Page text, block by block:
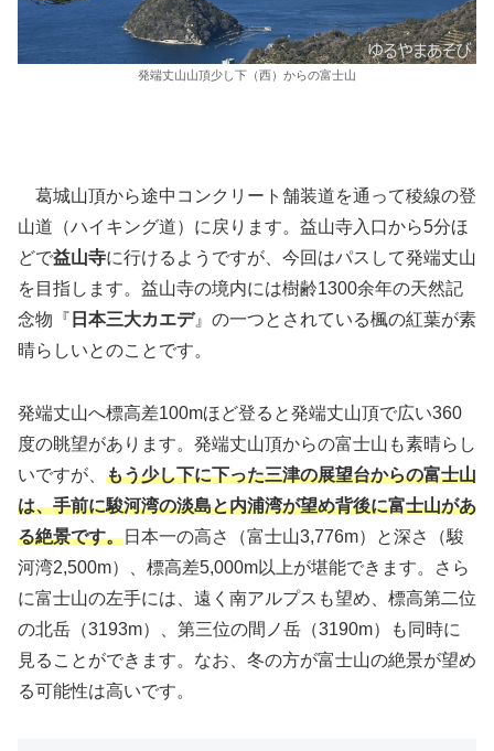
発端丈山山頂少し下（西）からの富士山
葛城山頂から途中コンクリート舗装道を通って稜線の登
山道（ハイキング道）に戻ります。益山寺入口から5分ほ
どで益山寺に行けるようですが、今回はパスして発端丈山
を目指します。益山寺の境内には樹齢1300余年の天然記
念物『 日本三大カエデ』の一つとされている楓の紅葉が素
晴らしいとのことです。
発端丈山へ標高差100mほど登ると発端丈山頂で広い360
度の眺望があります。発端丈山頂からの富士山も素晴らし
いですが、 もう少し下に下った三津の展望台からの富士山
は、手前に駿河湾の淡島と内浦湾が望め背後に富士山があ
る絶景です。日本一の高さ（富士山3,776m）と深さ（駿
河湾2,500m）、標高差5,000m以上が堪能できます。さら
に富士山の左手には、遠く南アルプスも望め、標高第二位
の北岳（3193m）、第三位の間ノ岳（3190m）も同時に
見ることができます。なお、冬の方が富士山の絶景が望め
る可能性は高いです。